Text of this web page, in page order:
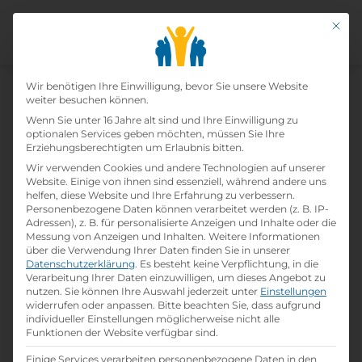
Home»Lehrbetriebe »Sonepar Österreich
GmbH
Sonepar Österreich Gmbh
printLehrstelle ausdrucken
Detailinformationen
folder Branche:
Mit
Datenschutz-
Wir benötigen Ihre Einwilligung, bevor Sie unsere Website
weiter besuchen können.
Wenn Sie unter 16 Jahre alt sind und Ihre Einwilligung zu
optionalen Services geben möchten, müssen Sie Ihre
Erziehungsberechtigten um Erlaubnis bitten.
Wir verwenden Cookies und andere Technologien auf unserer
Website. Einige von ihnen sind essenziell, während andere uns
helfen, diese Website und Ihre Erfahrung zu verbessern.
Personenbezogene Daten können verarbeitet werden (z. B. IP-
Adressen), z. B. für personalisierte Anzeigen und Inhalte oder die
Messung von Anzeigen und Inhalten. Weitere Informationen
über die Verwendung Ihrer Daten finden Sie in unserer
Datenschutzerklärung. Es besteht keine Verpflichtung, in die
Verarbeitung Ihrer Daten einzuwilligen, um dieses Angebot zu
nutzen. Sie können Ihre Auswahl jederzeit unter Einstellungen
widerrufen oder anpassen. Bitte beachten Sie, dass aufgrund
individueller Einstellungen möglicherweise nicht alle
Funktionen der Website verfügbar sind.
Einige Services verarbeiten personenbezogene Daten in den